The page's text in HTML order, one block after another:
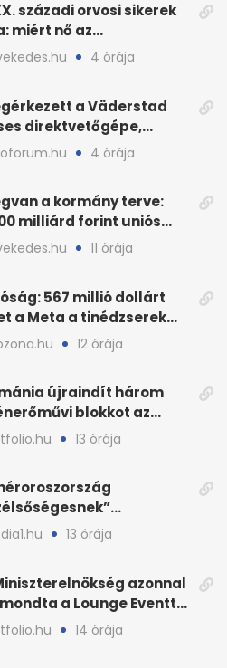
századi orvosi sikerek
miért nő az
súlya?
4 órája
a Väderstad
direktvetőgépe,
is látható
4 órája
a kormány terve:
milliárd forint uniós
sorsa
11 órája
567 millió dollárt
a Meta a tinédzserek
12 órája
újraindít három
blokkot az
stabilizálására
13 órája
az Euronews
13 órája
azonnal
a Lounge Eventtel
szerződést
14 órája